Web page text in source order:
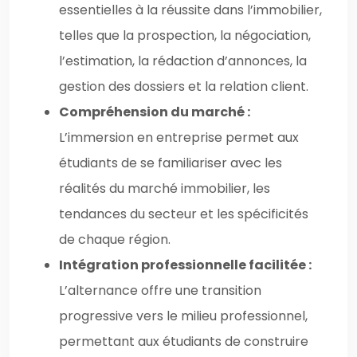
essentielles à la réussite dans l’immobilier,
telles que la prospection, la négociation,
l’estimation, la rédaction d’annonces, la
gestion des dossiers et la relation client.
Compréhension du marché :
L’immersion en entreprise permet aux
étudiants de se familiariser avec les
réalités du marché immobilier, les
tendances du secteur et les spécificités
de chaque région.
Intégration professionnelle facilitée :
L’alternance offre une transition
progressive vers le milieu professionnel,
permettant aux étudiants de construire